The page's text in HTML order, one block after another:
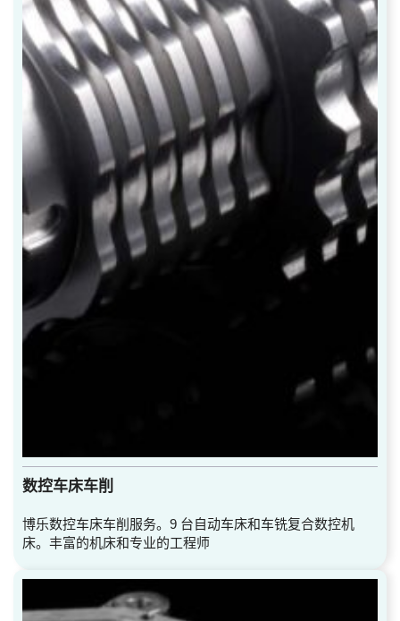
数控车床车削
博乐数控车床车削服务。9 台自动车床和车铣复合数控机
床。丰富的机床和专业的工程师